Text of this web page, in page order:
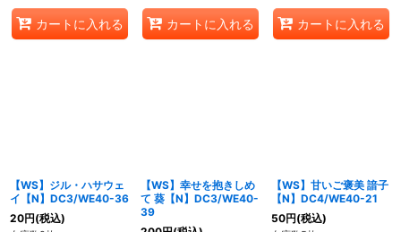
カートに入れる カートに入れる カートに入れる
【WS】ジル・ハサウェ
イ【N】DC3/WE40-36
20円(税込)
【WS】幸せを抱きしめ
て 葵【N】DC3/WE40-
39
【WS】甘いご褒美 諳子
【N】DC4/WE40-21
50円(税込)